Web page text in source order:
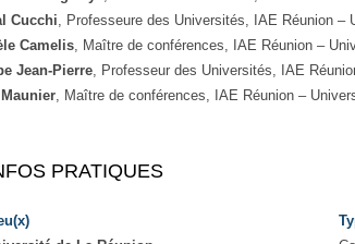
Cucchi, Professeure des Universités, IAE Réunion –
Camelis, Maître de conférences, IAE Réunion –
Jean-Pierre, Professeur des Universités, IAE
, Maître de conférences, IAE Réunion –
PRATIQUES